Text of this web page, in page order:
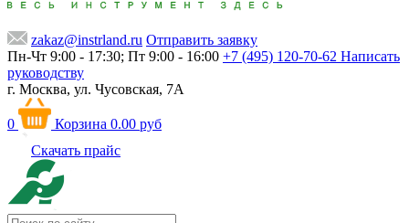
zakaz@instrland.ru Отправить заявку
Пн-Чт 9:00 - 17:30; Пт 9:00 - 16:00 +7 (495) 120-70-62 Написать
руководству
г. Москва, ул. Чусовская, 7А
0 Корзина 0.00 руб
Скачать прайс